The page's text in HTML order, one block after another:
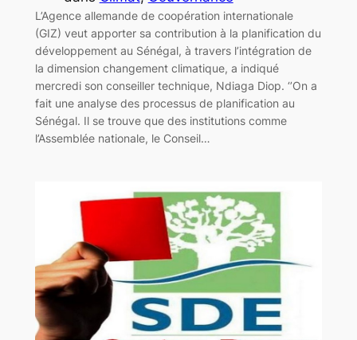
L’Agence allemande de coopération internationale
(GIZ) veut apporter sa contribution à la planification du
développement au Sénégal, à travers l’intégration de
la dimension changement climatique, a indiqué
mercredi son conseiller technique, Ndiaga Diop. ‘’On a
fait une analyse des processus de planification au
Sénégal. Il se trouve que des institutions comme
l’Assemblée nationale, le Conseil…